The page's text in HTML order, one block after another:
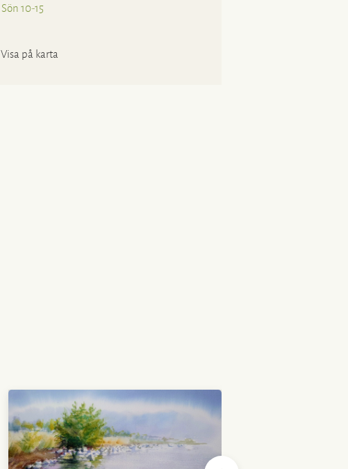
Sön 10-15
Visa på karta